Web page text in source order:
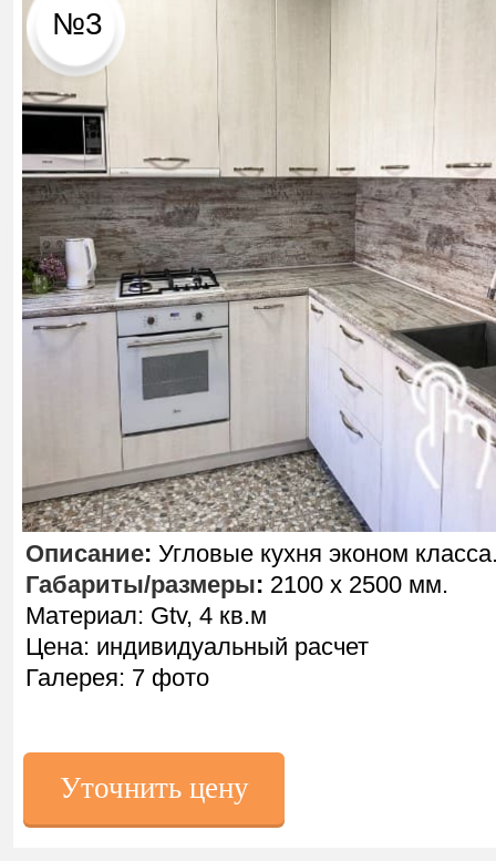
№3
Уточнить цену
Описание: Угловые кухня эконом
Габариты/размеры: 2100 х 2500 мм.
Материал: Gtv, 4 кв.м
Цена: индивидуальный расчет
Галерея: 7 фото